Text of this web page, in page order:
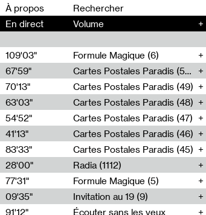
À propos
En direct Volume +
109'03"
Formule Magique (6)
67'59"
Cartes Postales Paradis (50)
70'13"
Cartes Postales Paradis (49)
63'03"
Cartes Postales Paradis (48)
54'52"
Cartes Postales Paradis (47)
41'13"
Cartes Postales Paradis (46)
83'33"
Cartes Postales Paradis (45)
28'00"
Radia (1112)
77'31"
Formule Magique (5)
09'35"
Invitation au 19 (9)
91'12"
Écouter sans les yeux